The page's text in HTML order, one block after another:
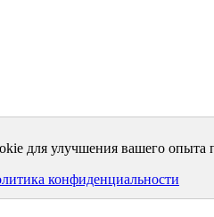
для улучшения вашего опыта
конфиденциальности